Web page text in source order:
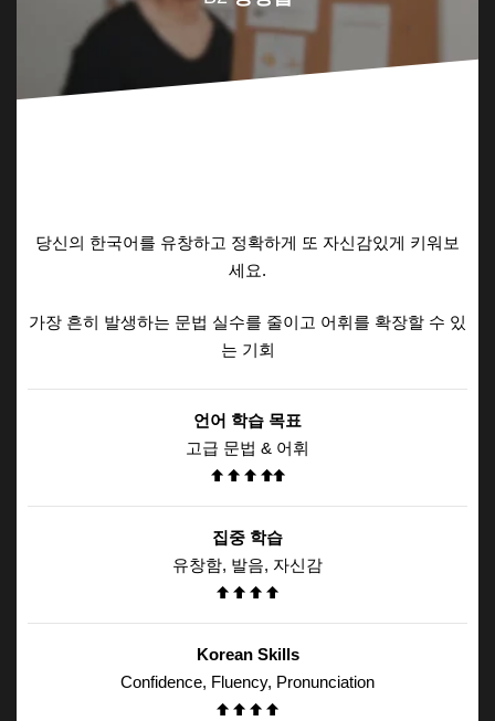
당신의 한국어를 유창하고 정확하게 또 자신감있게 키워보
세요.
가장 흔히 발생하는 문법 실수를 줄이고 어휘를 확장할 수 있
는 기회
언어 학습 목표
고급 문법 & 어휘
집중 학습
유창함, 발음, 자신감
Korean Skills
Confidence, Fluency, Pronunciation